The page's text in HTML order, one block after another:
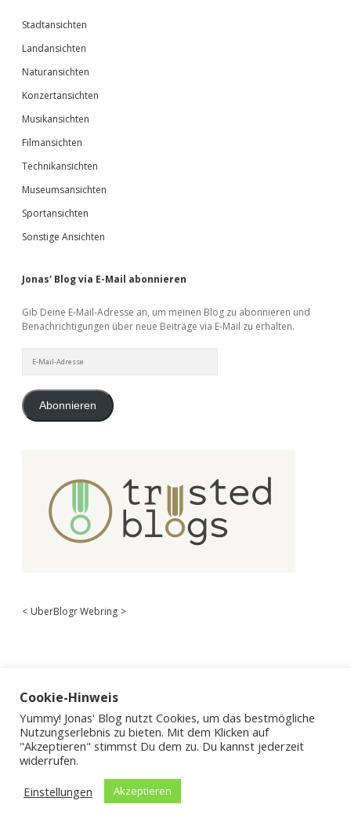
Stadtansichten
Landansichten
Naturansichten
Konzertansichten
Musikansichten
Filmansichten
Technikansichten
Museumsansichten
Sportansichten
Sonstige Ansichten
Jonas' Blog via E-Mail abonnieren
Gib Deine E-Mail-Adresse an, um meinen Blog zu abonnieren und
Benachrichtigungen über neue Beiträge via E-Mail zu erhalten.
Mail-
Abonnieren
< UberBlogr Webring >
Cookie-Hinweis
Yummy! Jonas' Blog nutzt Cookies, um das bestmögliche
Nutzungserlebnis zu bieten. Mit dem Klicken auf
"Akzeptieren" stimmst Du dem zu. Du kannst jederzeit
widerrufen.
Einstellungen
Akzeptieren